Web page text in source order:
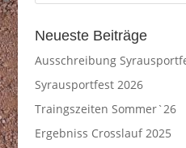
Neueste Beiträge
Ausschreibung
Syrausportfest 2026
Traingszeiten Sommer`26
Ergebniss Crosslauf 2025